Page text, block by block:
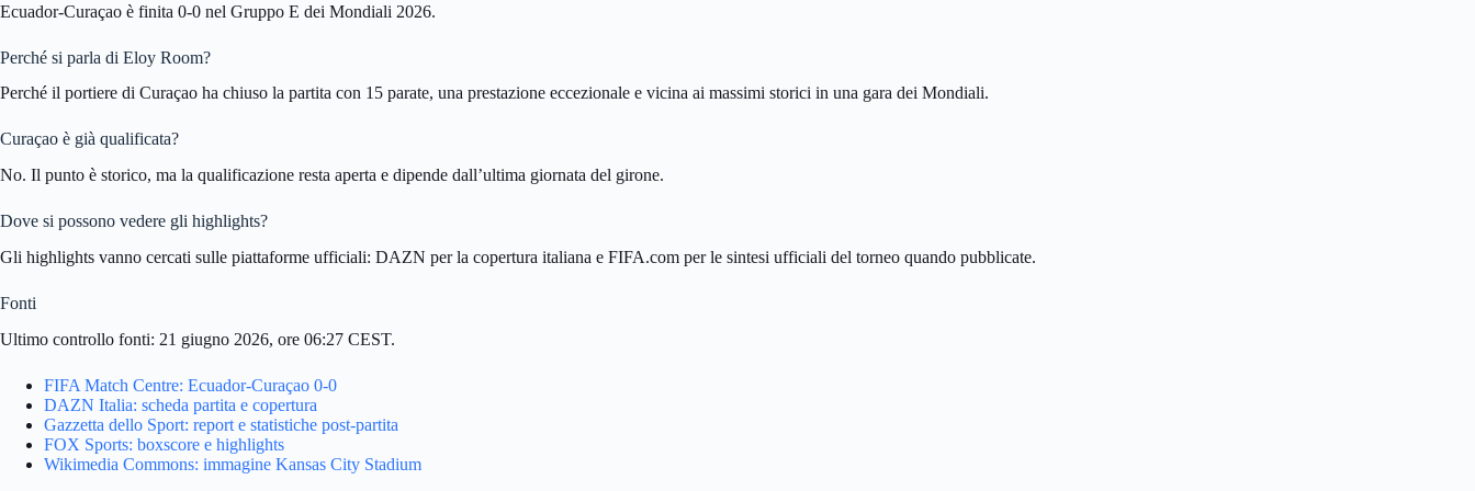
Ecuador-Curaçao è finita 0-0 nel Gruppo E dei Mondiali 2026.
Perché si parla di Eloy Room?
Perché il portiere di Curaçao ha chiuso la partita con 15 parate, una prestazione eccezionale e vicina ai massimi storici in una gara dei Mondiali.
Curaçao è già qualificata?
No. Il punto è storico, ma la qualificazione resta aperta e dipende dall’ultima giornata del girone.
Dove si possono vedere gli highlights?
Gli highlights vanno cercati sulle piattaforme ufficiali: DAZN per la copertura italiana e FIFA.com per le sintesi ufficiali del torneo quando pubblicate.
Fonti
Ultimo controllo fonti: 21 giugno 2026, ore 06:27 CEST.
FIFA Match Centre: Ecuador-Curaçao 0-0
DAZN Italia: scheda partita e copertura
Gazzetta dello Sport: report e statistiche post-partita
FOX Sports: boxscore e highlights
Wikimedia Commons: immagine Kansas City Stadium